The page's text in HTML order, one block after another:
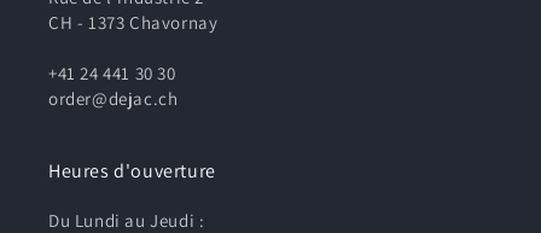
CH - 1373 Chavornay
+41 24 441 30 30
order@dejac.ch
Heures d'ouverture
Du Lundi au Jeudi :